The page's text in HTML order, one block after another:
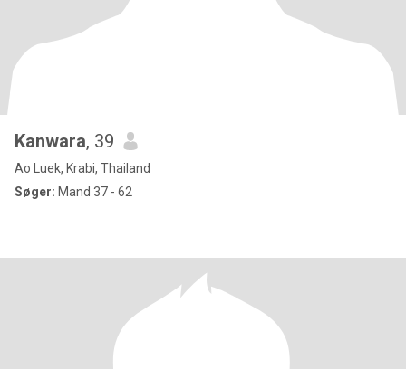
Kanwara, 39
Ao Luek, Krabi, Thailand
Søger: Mand 37 - 62